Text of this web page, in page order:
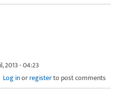
2013 - 04:23
Log inorregisterto post comments